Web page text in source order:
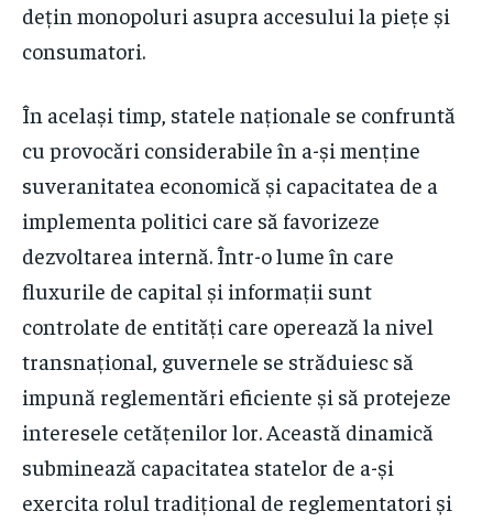
dețin monopoluri asupra accesului la piețe și
consumatori.
În același timp, statele naționale se confruntă
cu provocări considerabile în a-și menține
suveranitatea economică și capacitatea de a
implementa politici care să favorizeze
dezvoltarea internă. Într-o lume în care
fluxurile de capital și informații sunt
controlate de entități care operează la nivel
transnațional, guvernele se străduiesc să
impună reglementări eficiente și să protejeze
interesele cetățenilor lor. Această dinamică
subminează capacitatea statelor de a-și
exercita rolul tradițional de reglementatori și